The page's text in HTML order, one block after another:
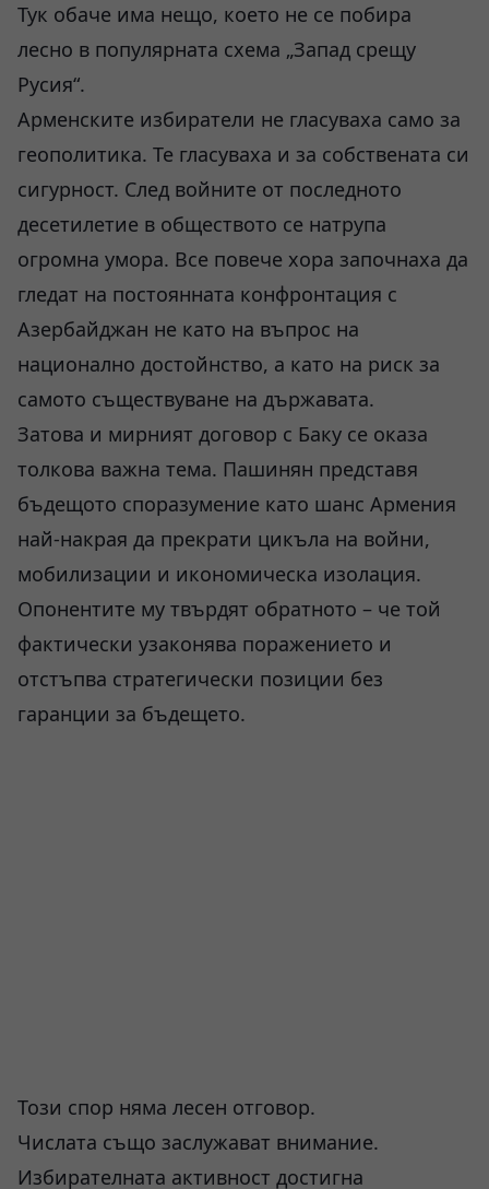
Тук обаче има нещо, което не се побира
лесно в популярната схема „Запад срещу
Русия“.
Арменските избиратели не гласуваха само за
геополитика. Те гласуваха и за собствената си
сигурност. След войните от последното
десетилетие в обществото се натрупа
огромна умора. Все повече хора започнаха да
гледат на постоянната конфронтация с
Азербайджан не като на въпрос на
национално достойнство, а като на риск за
самото съществуване на държавата.
Затова и мирният договор с Баку се оказа
толкова важна тема. Пашинян представя
бъдещото споразумение като шанс Армения
най-накрая да прекрати цикъла на войни,
мобилизации и икономическа изолация.
Опонентите му твърдят обратното – че той
фактически узаконява поражението и
отстъпва стратегически позиции без
гаранции за бъдещето.
Този спор няма лесен отговор.
Числата също заслужават внимание.
Избирателната активност достигна